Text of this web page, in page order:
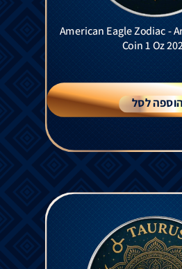
American Eagle Zodiac -
Coin 1 Oz
הוספה לסל